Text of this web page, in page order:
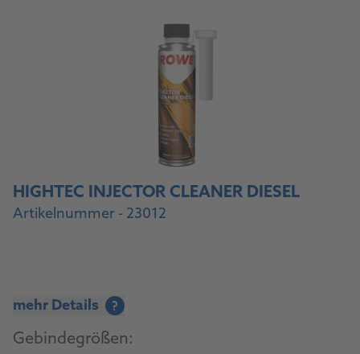
HIGHTEC INJECTOR CLEANER DIESEL
Artikelnummer - 23012
mehr Details ?
Gebindegrößen: